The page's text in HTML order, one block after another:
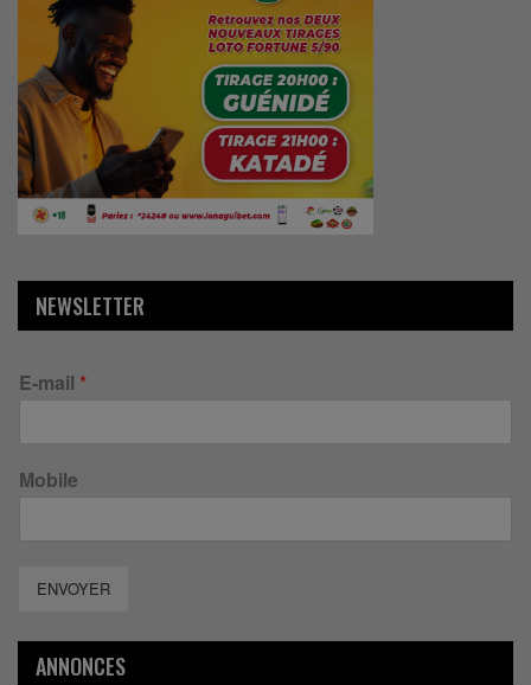
NEWSLETTER
E-mail *
Mobile
ENVOYER
ANNONCES